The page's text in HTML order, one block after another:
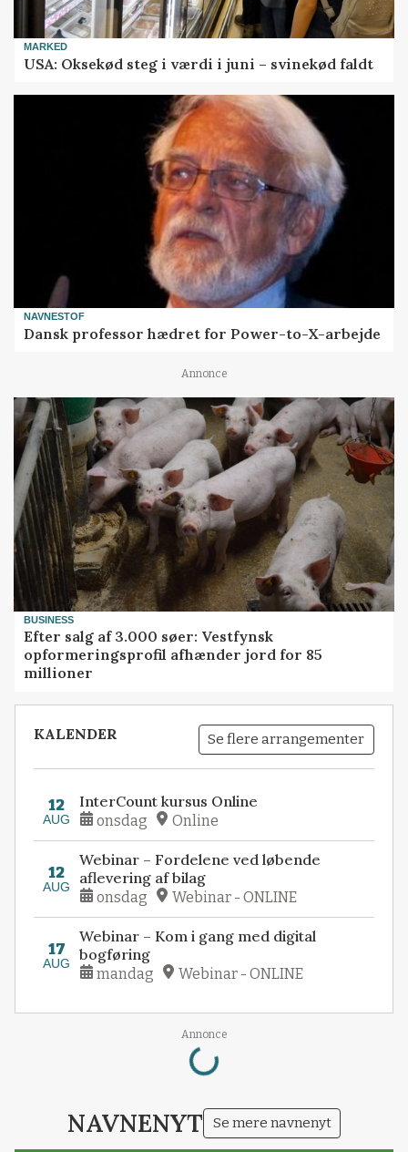
MARKED
USA: Oksekød steg i værdi i juni – svinekød faldt
NAVNESTOF
Dansk professor hædret for Power-to-X-arbejde
Annonce
BUSINESS
Efter salg af 3.000 søer: Vestfynsk
opformeringsprofil afhænder jord for 85
millioner
KALENDER Se flere arrangementer
12
AUG
InterCount kursus Online
onsdag Online
12
AUG
Webinar – Fordelene ved løbende
aflevering af bilag
onsdag Webinar - ONLINE
17
AUG
Webinar – Kom i gang med digital
bogføring
mandag Webinar - ONLINE
Annonce
Loading...
NAVNENYT Se mere navnenyt